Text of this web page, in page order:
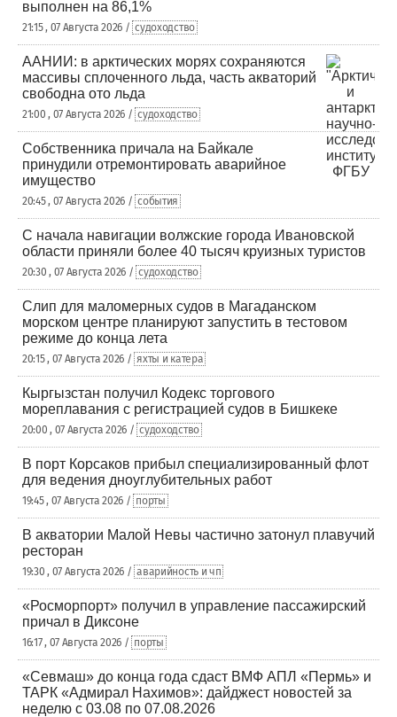
выполнен на 86,1%
21:15 , 07 Августа 2026 / судоходство
ААНИИ: в арктических морях сохраняются
массивы сплоченного льда, часть акваторий
свободна ото льда
21:00 , 07 Августа 2026 / судоходство
Собственника причала на Байкале
принудили отремонтировать аварийное
имущество
20:45 , 07 Августа 2026 / события
С начала навигации волжские города Ивановской
области приняли более 40 тысяч круизных туристов
20:30 , 07 Августа 2026 / судоходство
Слип для маломерных судов в Магаданском
морском центре планируют запустить в тестовом
режиме до конца лета
20:15 , 07 Августа 2026 / яхты и катера
Кыргызстан получил Кодекс торгового
мореплавания с регистрацией судов в Бишкеке
20:00 , 07 Августа 2026 / судоходство
В порт Корсаков прибыл специализированный флот
для ведения дноуглубительных работ
19:45 , 07 Августа 2026 / порты
В акватории Малой Невы частично затонул плавучий
ресторан
19:30 , 07 Августа 2026 / аварийность и чп
«Росморпорт» получил в управление пассажирский
причал в Диксоне
16:17 , 07 Августа 2026 / порты
«Севмаш» до конца года сдаст ВМФ АПЛ «Пермь» и
ТАРК «Адмирал Нахимов»: дайджест новостей за
неделю с 03.08 по 07.08.2026